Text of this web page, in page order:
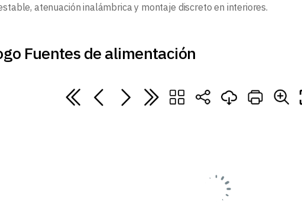
atenuación inalámbrica y montaje discreto en interiores.
Fuentes de alimentación